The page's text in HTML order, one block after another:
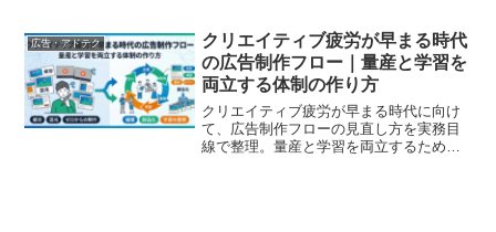
広告・アドテク
クリエイティブ疲労が早まる時代
の広告制作フロー｜量産と学習を
両立する体制の作り方
クリエイティブ疲労が早まる時代に向け
て、広告制作フローの見直し方を実務目
線で整理。量産と学習を両立するための